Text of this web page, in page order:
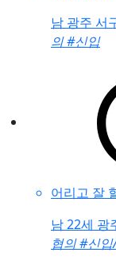
남 광주 서
의#신입
어리고 잘
남22세 광
협의#신